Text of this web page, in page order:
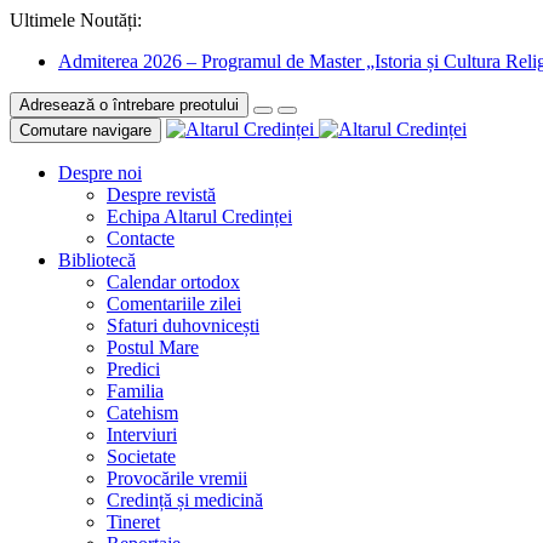
Ultimele Noutăți:
Admiterea 2026 – Programul de Master „Istoria și Cultura
Adresează o întrebare preotului
Comutare navigare
Despre noi
Despre revistă
Echipa Altarul Credinței
Contacte
Bibliotecă
Calendar ortodox
Comentariile zilei
Sfaturi duhovnicești
Postul Mare
Predici
Familia
Catehism
Interviuri
Societate
Provocările vremii
Credință și medicină
Tineret